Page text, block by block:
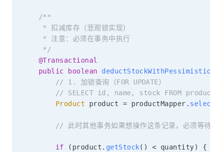
/**
     * 扣减库存（悲观锁实现）
     * 注意：必须在事务中执行
     */
@Transactional
public
boolean
// 1. 加锁查询（FOR UPDATE）
// SELECT id, name, stock FROM product
Product product = productMapper .
// 此时其他事务如果想操作这条记录，必须等待当
if ( product . getStock( ) < quantity)
{